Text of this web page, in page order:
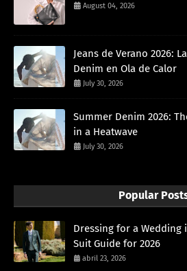
August 04, 2026
Jeans de Verano 2026:
Denim en Ola de Calor
July 30, 2026
Summer Denim 2026:
in a Heatwave
July 30, 2026
Popular
Dressing for a Wedding
Suit Guide for 2026
abril 23, 2026